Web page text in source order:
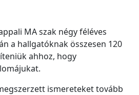
MA szak négy féléves
a hallgatóknak összesen 120
ahhoz, hogy
ismereteket tovább